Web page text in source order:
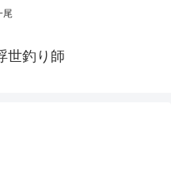
尾
世釣り師